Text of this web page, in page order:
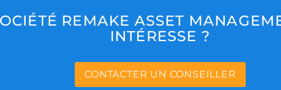
REMAKE ASSET
INTÉRESSE ?
CONTACTER UN CONSEILLER